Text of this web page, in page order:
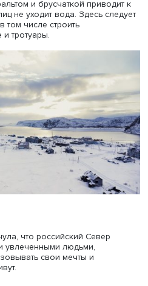
по многим причинам.
компаний говорят, что им
которые могут
на месте определить причину
или других
Квалифицированный
мнения
совпадают. Но
меньше, и в них нужна
которую
пункте.
концентрируются
креативные люди с яркими
опорные населенные пункты,
на Севере сжимаются и
грузили уголь на пароходы,
морскому пути, но
поэтому
о попутном подвозе с